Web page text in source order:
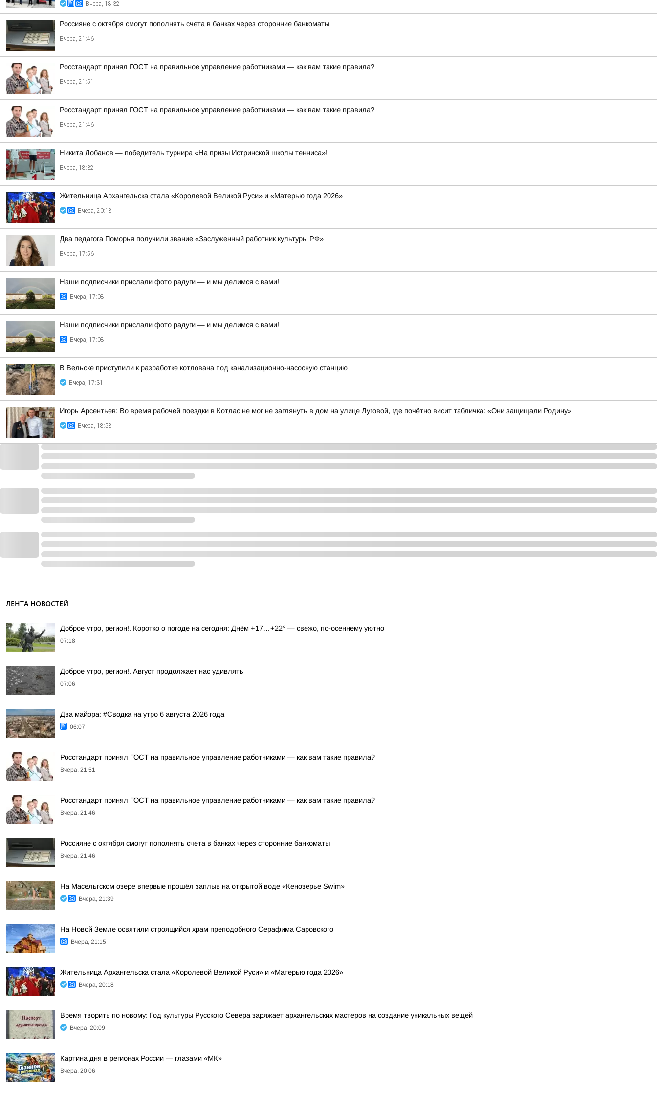
Вчера, 18:32
Россияне с октября смогут пополнять счета в банках через сторонние банкоматы
Вчера, 21:46
Росстандарт принял ГОСТ на правильное управление работниками — как вам такие правила?
Вчера, 21:51
Росстандарт принял ГОСТ на правильное управление работниками — как вам такие правила?
Вчера, 21:46
Никита Лобанов — победитель турнира «На призы Истринской школы тенниса»!
Вчера, 18:32
Жительница Архангельска стала «Королевой Великой Руси» и «Матерью года 2026»
Вчера, 20:18
Два педагога Поморья получили звание «Заслуженный работник культуры РФ»
Вчера, 17:56
Наши подписчики прислали фото радуги — и мы делимся с вами!
Вчера, 17:08
Наши подписчики прислали фото радуги — и мы делимся с вами!
Вчера, 17:08
В Вельске приступили к разработке котлована под канализационно-насосную станцию
Вчера, 17:31
Игорь Арсентьев: Во время рабочей поездки в Котлас не мог не заглянуть в дом на улице Луговой, где почётно висит табличка: «Они защищали Родину»
Вчера, 18:58
ЛЕНТА НОВОСТЕЙ
Доброе утро, регион!. Коротко о погоде на сегодня: Днём +17…+22° — свежо, по-осеннему уютно
07:18
Доброе утро, регион!. Август продолжает нас удивлять
07:06
Два майора: #Сводка на утро 6 августа 2026 года
06:07
Росстандарт принял ГОСТ на правильное управление работниками — как вам такие правила?
Вчера, 21:51
Росстандарт принял ГОСТ на правильное управление работниками — как вам такие правила?
Вчера, 21:46
Россияне с октября смогут пополнять счета в банках через сторонние банкоматы
Вчера, 21:46
На Масельгском озере впервые прошёл заплыв на открытой воде «Кенозерье Swim»
Вчера, 21:39
На Новой Земле освятили строящийся храм преподобного Серафима Саровского
Вчера, 21:15
Жительница Архангельска стала «Королевой Великой Руси» и «Матерью года 2026»
Вчера, 20:18
Время творить по новому: Год культуры Русского Севера заряжает архангельских мастеров на создание уникальных вещей
Вчера, 20:09
Картина дня в регионах России — глазами «МК»
Вчера, 20:06